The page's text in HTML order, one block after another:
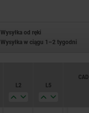
Wysyłka od ręki
Wysyłka w ciągu 1–2 tygodni
L2 L5
CAD